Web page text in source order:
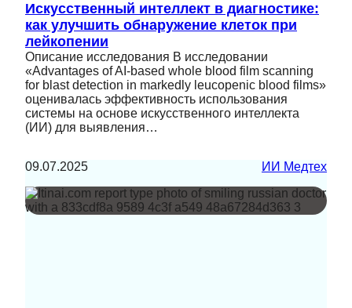
Искусственный интеллект в диагностике:
как улучшить обнаружение клеток при
лейкопении
Описание исследования В исследовании
«Advantages of AI-based whole blood film scanning
for blast detection in markedly leucopenic blood films»
оценивалась эффективность использования
системы на основе искусственного интеллекта
(ИИ) для выявления…
09.07.2025 ИИ Медтех